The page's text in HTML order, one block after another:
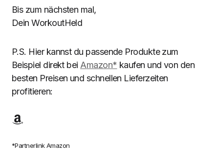
Bis zum nächsten mal,
Dein WorkoutHeld
P.S. Hier kannst du passende Produkte zum
Beispiel direkt bei Amazon* kaufen und von den
besten Preisen und schnellen Lieferzeiten
profitieren:
*Partnerlink Amazon